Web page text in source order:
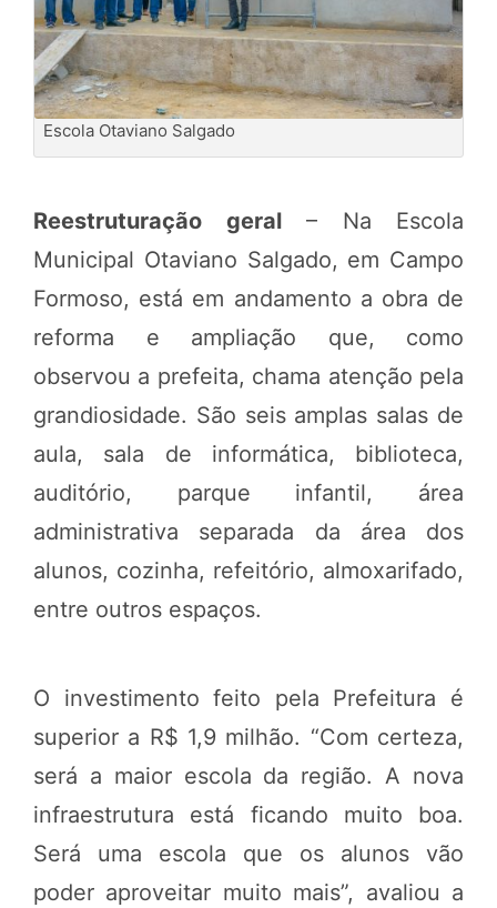
Escola Otaviano Salgado
Reestruturação geral– Na Escola
Municipal Otaviano Salgado, em Campo
Formoso, está em andamento a obra de
reforma e ampliação que, como
observou a prefeita, chama atenção pela
grandiosidade. São seis amplas salas de
aula, sala de informática, biblioteca,
auditório, parque infantil, área
administrativa separada da área dos
alunos, cozinha, refeitório, almoxarifado,
entre outros espaços.
O investimento feito pela Prefeitura é
superior a R$ 1,9 milhão. “Com certeza,
será a maior escola da região. A nova
infraestrutura está ficando muito boa.
Será uma escola que os alunos vão
poder aproveitar muito mais”, avaliou a